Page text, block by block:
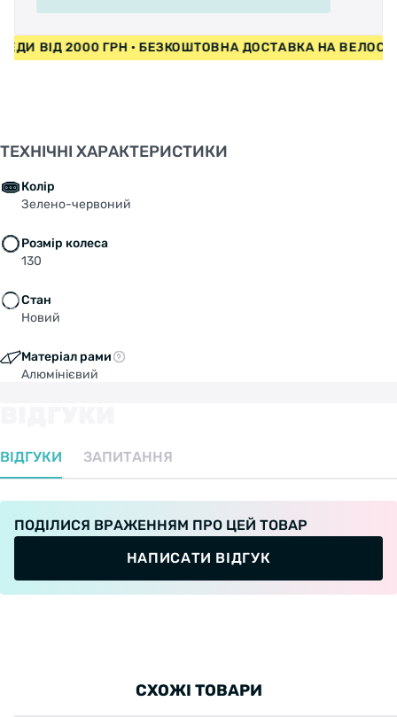
ВІД 2000 ГРН • БЕЗКОШТОВНА ДОСТАВКА НА
ТЕХНІЧНІ ХАРАКТЕРИСТИКИ
Колір
Зелено-червоний
Розмір колеса
130
Стан
Новий
Матеріал рами
Алюмінієвий
ВІДГУКИ ЗАПИТАННЯ
ПОДІЛИСЯ ВРАЖЕННЯМ ПРО ЦЕЙ ТОВАР
НАПИСАТИ ВІДГУК
СХОЖІ ТОВАРИ